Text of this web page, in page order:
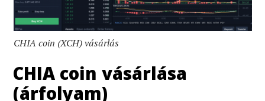
CHIA coin (XCH) vásárlás
CHIA coin vásárlása
(árfolyam)